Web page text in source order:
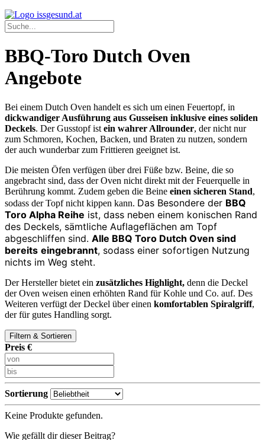
BBQ-Toro Dutch Oven
Angebote
Bei einem Dutch Oven handelt es sich um einen Feuertopf, in
dickwandiger Ausführung aus Gusseisen inklusive eines soliden
Deckels. Der Gusstopf ist ein wahrer Allrounder, der nicht nur
zum Schmoren, Kochen, Backen, und Braten zu nutzen, sondern
der auch wunderbar zum Frittieren geeignet ist.
Die meisten Öfen verfügen über drei Füße bzw. Beine, die so
angebracht sind, dass der Oven nicht direkt mit der Feuerquelle in
Berührung kommt. Zudem geben die Beine einen sicheren Stand,
sodass der Topf nicht kippen kann. Das Besondere der BBQ
Toro Alpha Reihe ist, dass neben einem konischen Rand
des Deckels, sämtliche Auflageflächen am Topf
abgeschliffen sind. Alle BBQ Toro Dutch Oven sind
bereits eingebrannt, sodass einer sofortigen Nutzung
nichts im Weg steht.
Der Hersteller bietet ein zusätzliches Highlight, denn die Deckel
der Oven weisen einen erhöhten Rand für Kohle und Co. auf. Des
Weiteren verfügt der Deckel über einen komfortablen Spiralgriff,
der für gutes Handling sorgt.
Filtern & Sortieren
Preis €
Sortierung
Keine Produkte gefunden.
Wie gefällt dir dieser Beitrag?